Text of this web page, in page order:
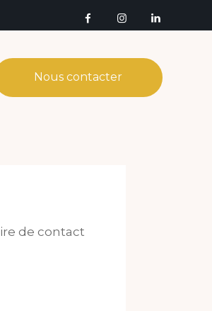
Nous contacter
de contact